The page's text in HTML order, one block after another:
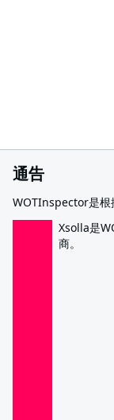
通告
WOTInspector是根
Xsolla是
商。